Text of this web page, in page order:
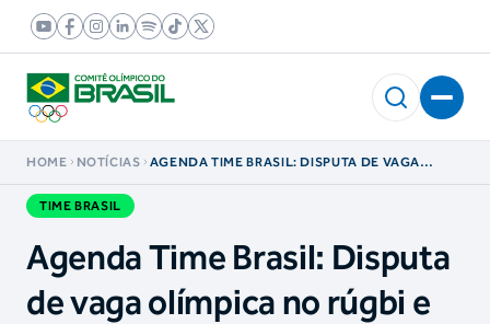
HOME NOTÍCIAS
AGENDA TIME BRASIL: DISPUTA DE VAGA
TIME BRASIL
Agenda Time Brasil: Disputa
de vaga olímpica no rúgbi e